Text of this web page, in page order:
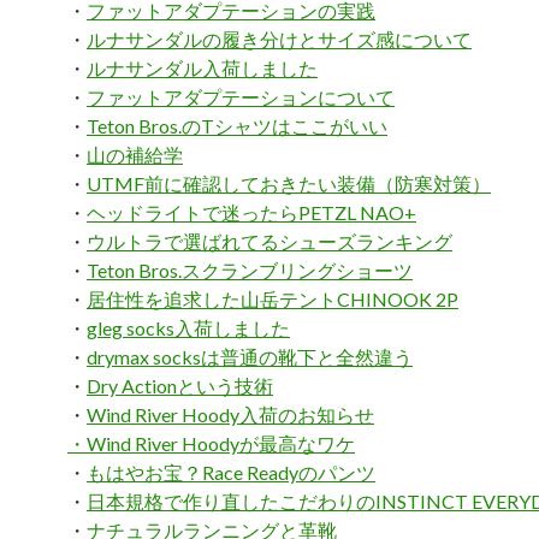
・ ファットアダプテーションの実践
・ ルナサンダルの履き分けとサイズ感について
・ ルナサンダル入荷しました
・ ファットアダプテーションについて
・ Teton Bros.のTシャツはここがいい
・ 山の補給学
・ UTMF前に確認しておきたい装備（防寒対策）
・ ヘッドライトで迷ったらPETZL NAO+
・ ウルトラで選ばれてるシューズランキング
・ Teton Bros.スクランブリングショーツ
・ 居住性を追求した山岳テントCHINOOK 2P
・ gleg socks入荷しました
・ drymax socksは普通の靴下と全然違う
・ Dry Actionという技術
・ Wind River Hoody入荷のお知らせ
・Wind River Hoodyが最高なワケ
・ もはやお宝？Race Readyのパンツ
・ 日本規格で作り直したこだわりのINSTINCT
・ ナチュラルランニングと革靴